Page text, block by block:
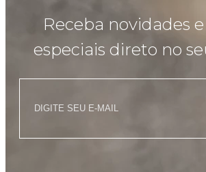
Receba novidades
especiais direto no